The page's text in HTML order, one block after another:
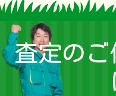
査定のご